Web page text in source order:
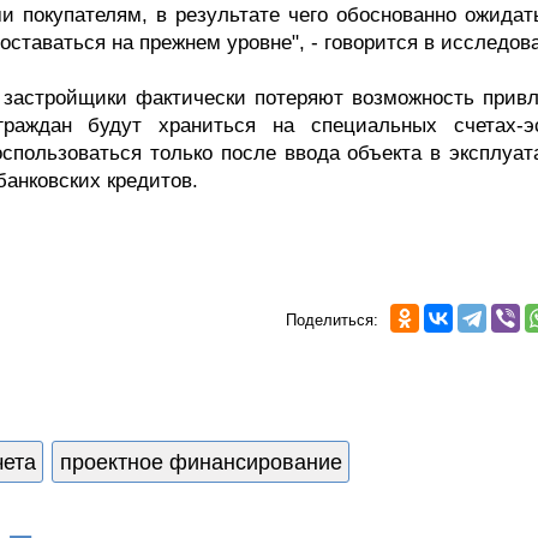
покупателям, в результате чего обоснованно
на прежнем уровне", - говорится в
фактически потеряют возможность
будут храниться на специальных счетах-
только после ввода объекта в
кредитов.
Поделиться:
проектное финансирование